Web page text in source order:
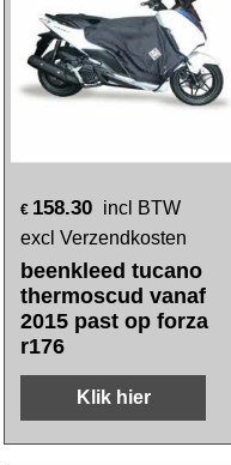
€ 158.30 incl BTW
excl Verzendkosten
beenkleed tucano
thermoscud vanaf
2015 past op forza
r176
Klik hier